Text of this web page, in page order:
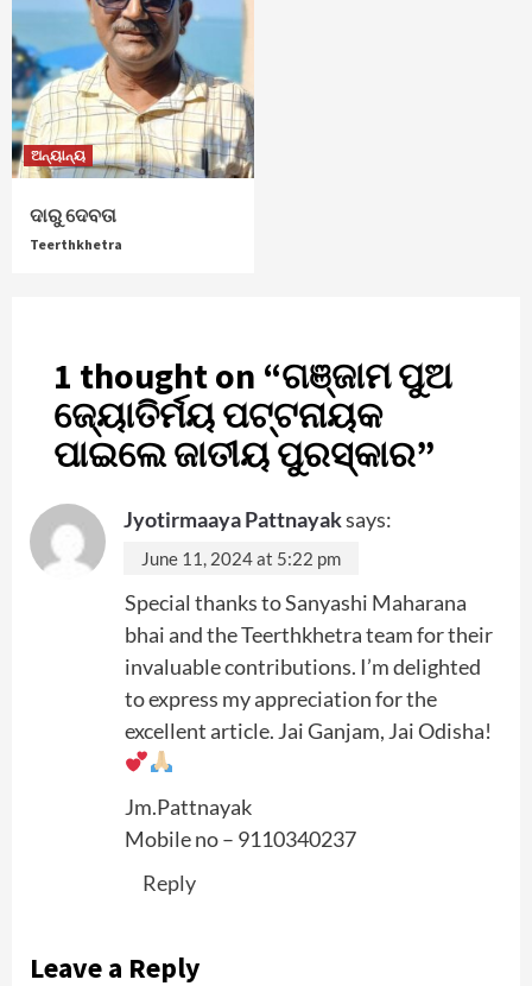
ଅନ୍ୟାନ୍ୟ
ଦାରୁ ଦେବତା
Teerthkhetra
1 thought on “ଗଞ୍ଜାମ ପୁଅ
ଜ୍ୟୋତିର୍ମୟ ପଟ୍ଟନାୟକ
ପାଇଲେ ଜାତୀୟ ପୁରସ୍କାର”
Jyotirmaaya Pattnayaksays:
June 11, 2024 at 5:22 pm
Special thanks to Sanyashi Maharana
bhai and the Teerthkhetra team for their
invaluable contributions. I’m delighted
to express my appreciation for the
excellent article. Jai Ganjam, Jai Odisha!
Jm.Pattnayak
Mobile no – 9110340237
Reply
Leave a Reply